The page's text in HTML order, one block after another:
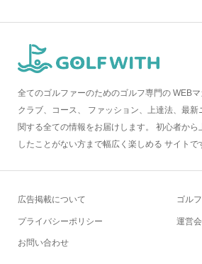
全てのゴルファーのためのゴルフ専門の WEBマ
クラブ、コース、 ファッション、上達法、最新
関する全ての情報をお届けします。 初心者から
したことがない方まで幅広く楽しめる サイトで
広告掲載について
プライバシーポリシー
お問い合わせ
ゴル
運営